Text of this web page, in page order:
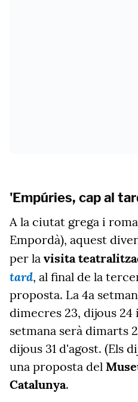
'Empúries, cap al
A la ciutat grega i
Empordà), aquest
per la visita
tard, al final de la
proposta. La 4a
dimecres 23, dijous 24
setmana serà dimarts
dijous 31 d'agost. (Els
una proposta del
Catalunya.